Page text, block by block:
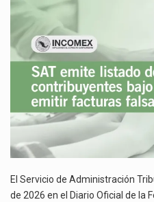
El Servicio de Administración
de 2026 en el Diario Oficial de la